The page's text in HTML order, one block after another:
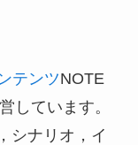
テンツNOTE
ています。
ナリオ，イ